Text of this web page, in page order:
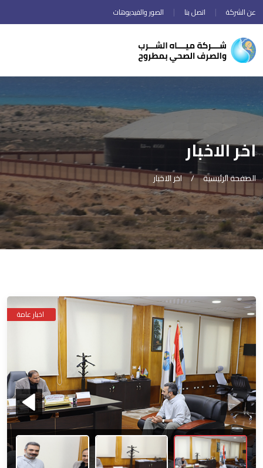
عن الشركة اتصل بنا الصور والفيديوهات
اخر الاخبار
الصفحة الرئيسية اخر الاخبار
اخبار عامة